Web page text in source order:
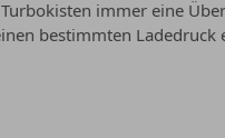
immer eine
bestimmten